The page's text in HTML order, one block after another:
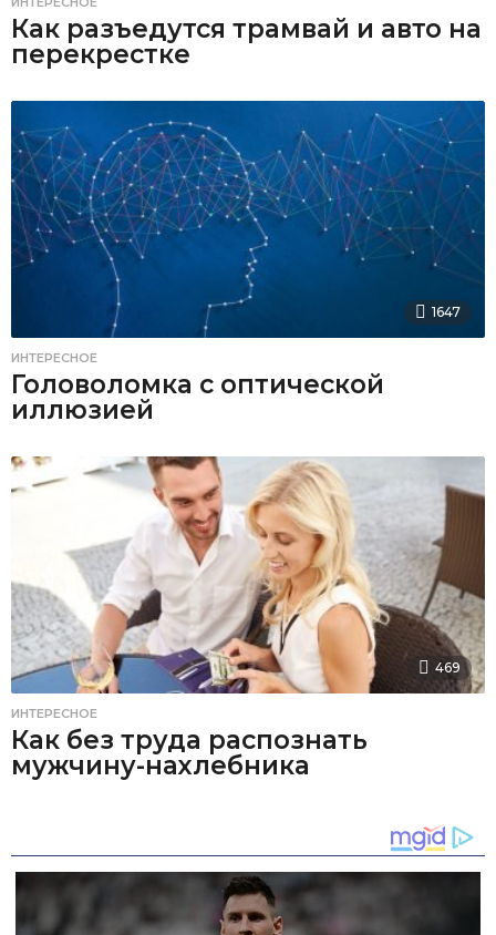
Как разъедутся трамвай и авто на
перекрестке
1647
ИНТЕРЕСНОЕ
Головоломка с оптической
иллюзией
469
ИНТЕРЕСНОЕ
Как без труда распознать
мужчину-нахлебника